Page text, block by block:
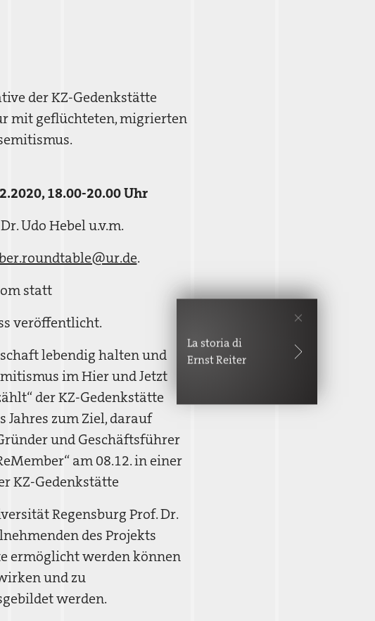
der KZ-Gedenkstätte
mit geflüchteten, migrierten
18.00-20.00 Uhr
Udo Hebel u.v.m.
.
statt
veröffentlicht.
lebendig halten und
im Hier und Jetzt
der KZ-Gedenkstätte
Jahres zum Ziel, darauf
und Geschäftsführer
am 08.12. in einer
KZ-Gedenkstätte
Regensburg Prof. Dr.
des Projekts
ermöglicht werden können
und zu
werden.
La storia di
Ernst Reiter